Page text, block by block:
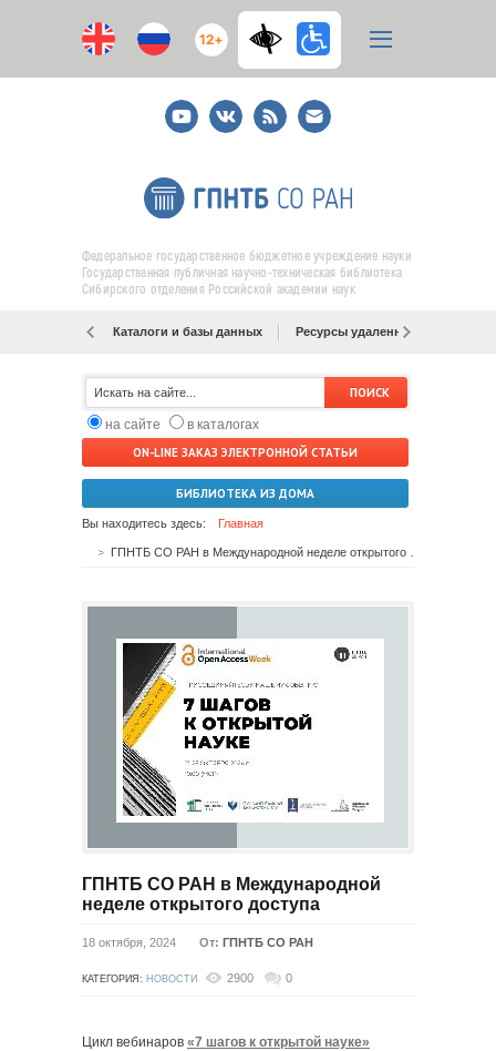
12+
YoutubeВКонтакте
RSS
E-
mail
подписка
Федеральное государственное бюджетное учреждение науки
Государственная публичная научно-техническая библиотека
Сибирского отделения Российской академии наук
Каталоги и базы данных Ресурсы удаленного доступа
на сайте
в каталогах
ON-LINE ЗАКАЗ ЭЛЕКТРОННОЙ СТАТЬИ
БИБЛИОТЕКА ИЗ ДОМА
Вы находитесь здесь: Главная
ГПНТБ СО РАН в Международной
неделе открытого доступа
18 октября, 2024 От: ГПНТБ СО РАН
КАТЕГОРИЯ: НОВОСТИ 2900 0
Цикл вебинаров «7 шагов к открытой науке»